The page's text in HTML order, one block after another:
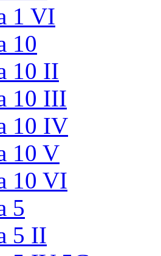
1 VI
10
10 II
10 III
10 IV
10 V
10 VI
5
5 II